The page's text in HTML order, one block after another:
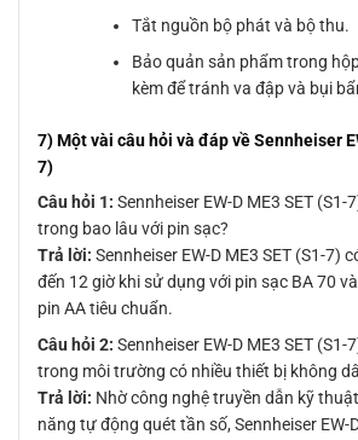
Tắt nguồn bộ phát và bộ thu.
Bảo quản sản phẩm trong
kèm để tránh va đập và bụi
7) Một vài câu hỏi và đáp về Sennheiser
7)
Câu hỏi 1: Sennheiser EW-D ME3 SET
trong bao lâu với pin sạc?
Trả lời: Sennheiser EW-D ME3 SET (S1-7)
đến 12 giờ khi sử dụng với pin sạc BA 70
pin AA tiêu chuẩn.
Câu hỏi 2: Sennheiser EW-D ME3 SET (S1-
trong môi trường có nhiều thiết bị không
Trả lời: Nhờ công nghệ truyền dẫn kỹ
năng tự động quét tần số, Sennheiser EW-